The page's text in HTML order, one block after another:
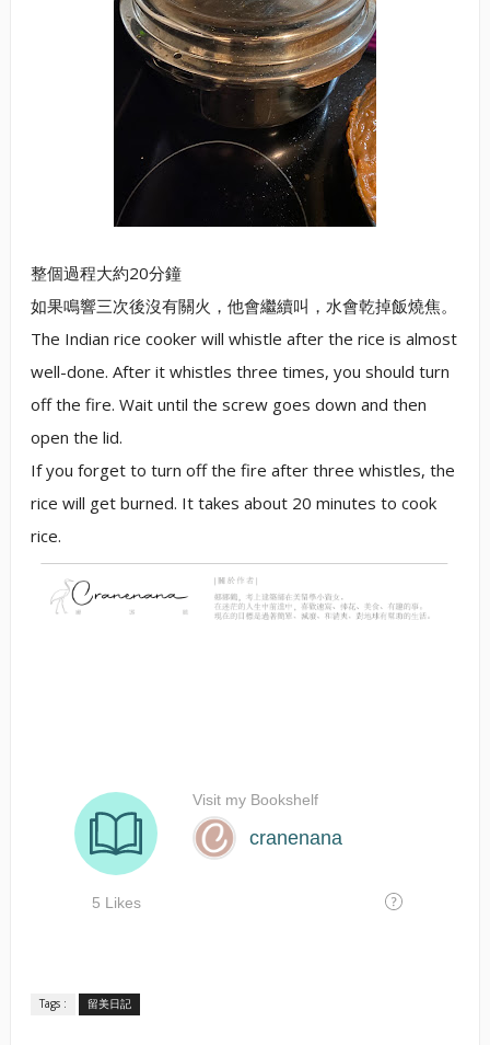
整個過程大約20分鐘
如果鳴響三次後沒有關火，他會繼續叫，水會乾掉飯燒焦。
The Indian rice cooker will whistle after the rice is almost
well-done. After it whistles three times, you should turn
off the fire. Wait until the screw goes down and then
open the lid.
If you forget to turn off the fire after three whistles, the
rice will get burned. It takes about 20 minutes to cook
rice.
Tags : 留美日記